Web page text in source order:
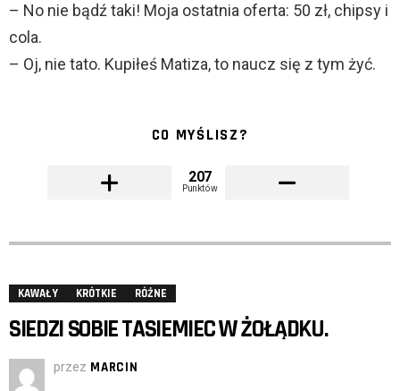
– No nie bądź taki! Moja ostatnia oferta: 50 zł, chipsy i
cola.
– Oj, nie tato. Kupiłeś Matiza, to naucz się z tym żyć.
CO MYŚLISZ?
207
Punktów
KAWAŁY KRÓTKIE RÓŻNE
SIEDZI SOBIE TASIEMIEC W ŻOŁĄDKU.
przez MARCIN